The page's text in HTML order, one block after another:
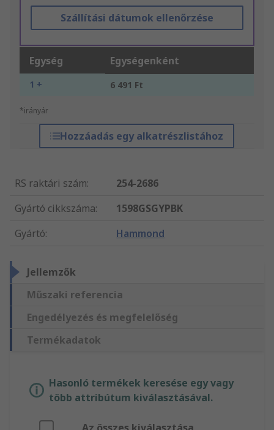
Szállítási dátumok ellenőrzése
Egység Egységenként
1 + 6 491 Ft
*irányár
Hozzáadás egy alkatrészlistához
RS raktári szám:
254-2686
Gyártó cikkszáma:
1598GSGYPBK
Gyártó: Hammond
Jellemzők
Műszaki referencia
Engedélyezés és megfelelőség
Termékadatok
Hasonló termékek keresése egy vagy
több attribútum kiválasztásával.